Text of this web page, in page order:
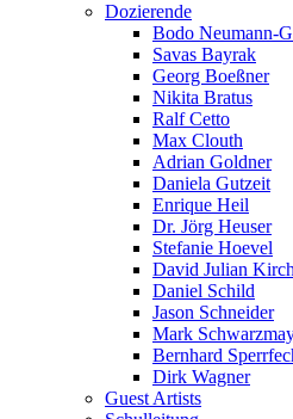
Dozierende
Bodo Neumann-
Savas Bayrak
Georg Boeßner
Nikita Bratus
Ralf Cetto
Max Clouth
Adrian Goldner
Daniela Gutzeit
Enrique Heil
Dr. Jörg Heuser
Stefanie Hoevel
David Julian
Daniel Schild
Jason Schneider
Mark
Bernhard
Dirk Wagner
Guest Artists